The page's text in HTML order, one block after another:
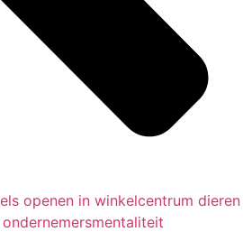
openen in winkelcentrum dieren